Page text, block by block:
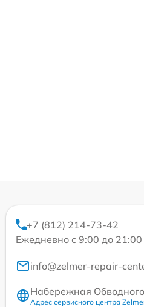
+7 (812) 214-73-42
Ежедневно с 9:00 до 21:00
info@zelmer-repair-
Набережная
Адрес сервисного центра